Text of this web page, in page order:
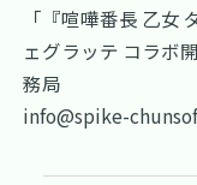
「『喧嘩番長 乙女
ェグラッテ コラボ
務局
info@spike-